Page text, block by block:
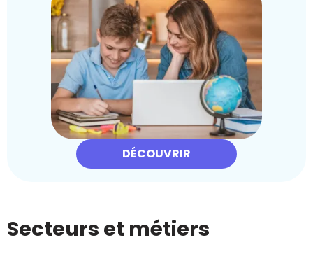
DÉCOUVRIR
Secteurs et métiers